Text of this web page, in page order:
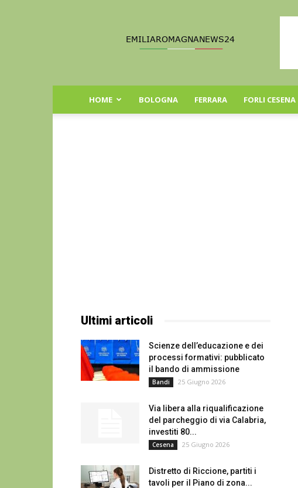
Romagna
HOME BOLOGNA FERRARA FORLI CESENA
Ultimi articoli
Scienze dell’educazione e dei
processi formativi: pubblicato
il bando di ammissione
Bandi 25 Giugno 2026
Via libera alla riqualificazione
del parcheggio di via Calabria,
investiti 80...
Cesena 25 Giugno 2026
Distretto di Riccione, partiti i
tavoli per il Piano di zona...